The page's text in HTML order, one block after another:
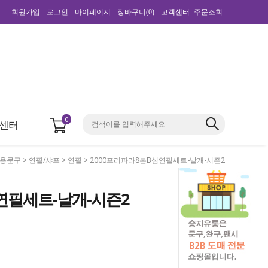
회원가입 로그인 마이페이지 장바구니(0) 고객센터 주문조회
터 0
문구 > 연필/샤프 > 연필 > 2000프리파라8본B심연필세트-낱개-시즌2
필세트-낱개-시즌2